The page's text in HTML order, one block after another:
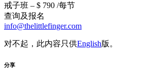
戒子班 – $ 790 /每节
查询及报名
info@thelittlefinger.com
对不起，此内容只供English版。
分享